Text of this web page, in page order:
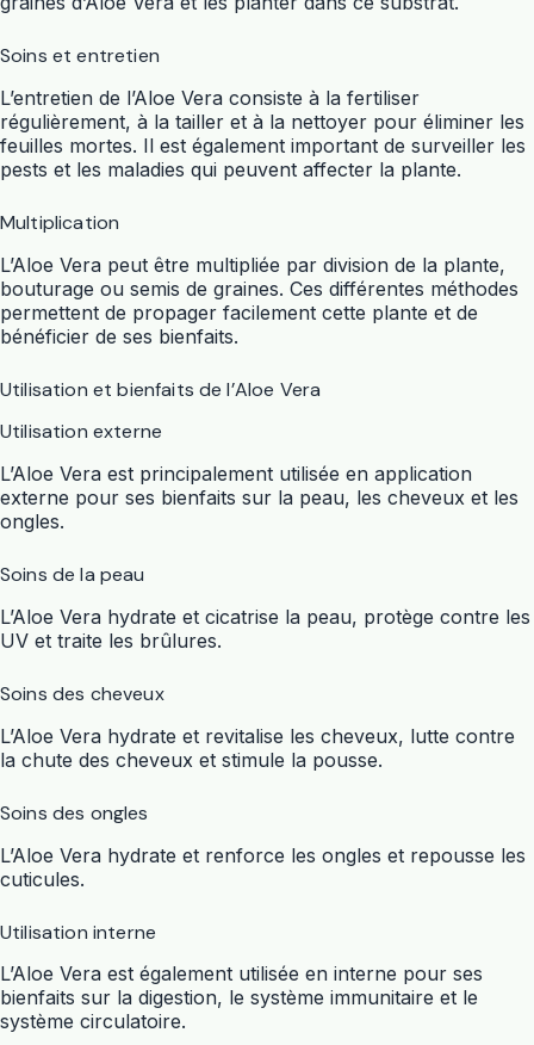
Soins et entretien
L’entretien de l’Aloe Vera consiste à la fertiliser
régulièrement, à la tailler et à la nettoyer pour éliminer les
feuilles mortes. Il est également important de surveiller les
pests et les maladies qui peuvent affecter la plante.
Multiplication
L’Aloe Vera peut être multipliée par division de la plante,
bouturage ou semis de graines. Ces différentes méthodes
permettent de propager facilement cette plante et de
bénéficier de ses bienfaits.
Utilisation et bienfaits de l’Aloe Vera
Utilisation externe
L’Aloe Vera est principalement utilisée en application
externe pour ses bienfaits sur la peau, les cheveux et les
ongles.
Soins de la peau
L’Aloe Vera hydrate et cicatrise la peau, protège contre les
UV et traite les brûlures.
Soins des cheveux
L’Aloe Vera hydrate et revitalise les cheveux, lutte contre
la chute des cheveux et stimule la pousse.
Soins des ongles
L’Aloe Vera hydrate et renforce les ongles et repousse les
cuticules.
Utilisation interne
L’Aloe Vera est également utilisée en interne pour ses
bienfaits sur la digestion, le système immunitaire et le
système circulatoire.